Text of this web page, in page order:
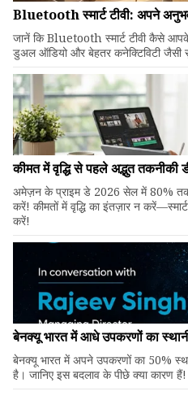
Bluetooth स्मार्ट टीवी: अपने
जानें कि Bluetooth स्मार्ट टीवी कैसे
डुअल ऑडियो और बेहतर कनेक्टिविटी जैसी
कीमत में वृद्धि से पहले अद्भुत तकनीकी
अमेज़न के प्राइम डे 2026 सेल में 80%
करें! कीमतों में वृद्धि का इंतज़ार न
करें!
बेनक्यू भारत में आधे उपकरणों का
बेनक्यू भारत में अपने उपकरणों का 50%
है। जानिए इस बदलाव के पीछे क्या कारण हैं!